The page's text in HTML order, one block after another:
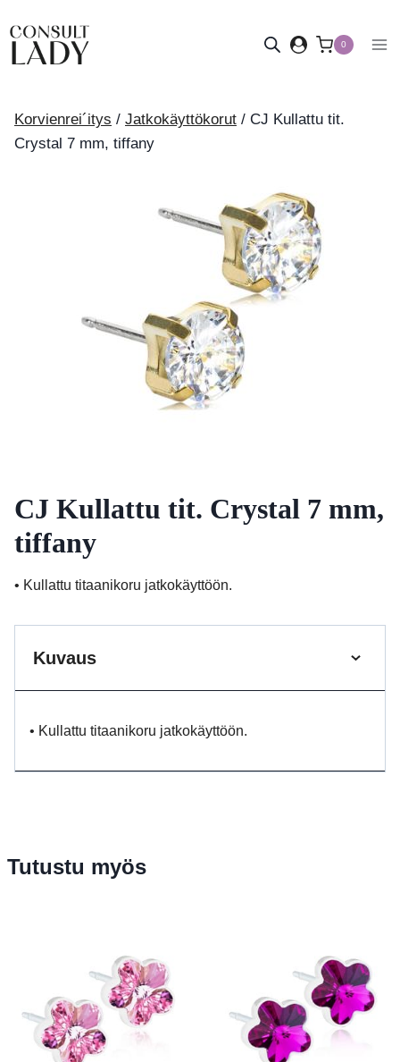
sisältöön
0
Korvienrei´itys / Jatkokäyttökorut / CJ Kullattu tit.
Crystal 7 mm, tiffany
CJ Kullattu tit. Crystal 7 mm,
tiffany
• Kullattu titaanikoru jatkokäyttöön.
Kuvaus
• Kullattu titaanikoru jatkokäyttöön.
Tutustu myös